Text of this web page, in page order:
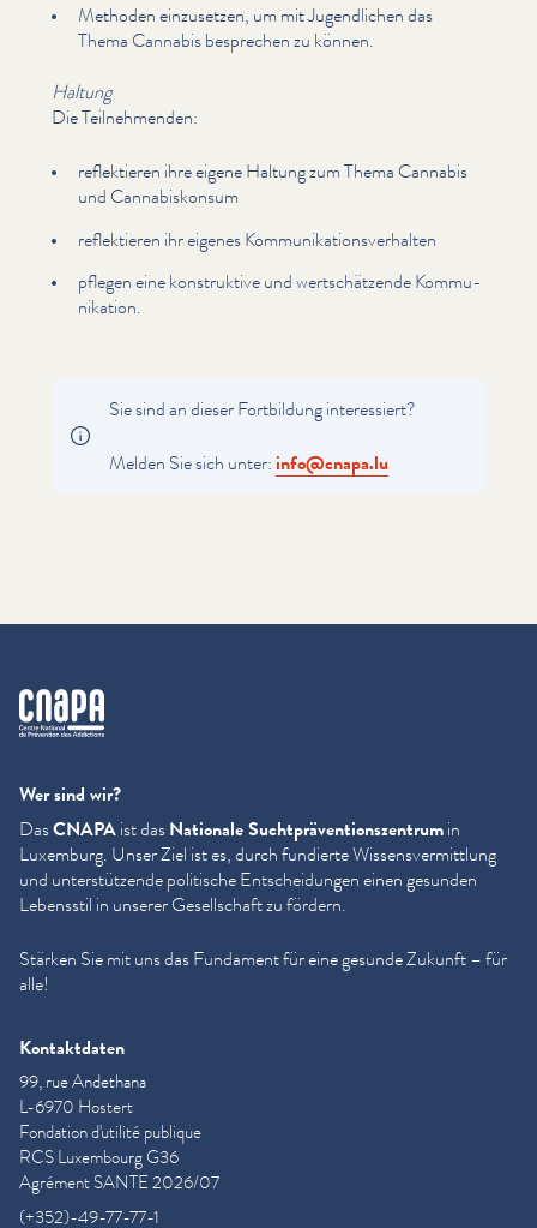
Methoden einzusetzen, um mit Jugendlichen das
Thema Cannabis besprechen zu können.
Haltung
Die Teil­nehmenden:
reflek­tieren ihre eigene Haltung zum Thema Cannabis
und Cannabiskon­sum
reflek­tieren ihr eigenes Kom­mu­nika­tionsver­hal­ten
pflegen eine kon­struk­tive und wertschätzende Kom­mu­
nika­tion.
Sie sind an dieser Fortbildung inter­essiert?
Melden Sie sich unter: info@​cnapa.​lu
cnapa
Wer sind wir?
DasCNAPAist dasNationale Sucht­präven­tion­szen­trumin
Luxemburg. Unser Ziel ist es, durch fundierte Wis­sensver­mit­tlung
und unter­stützende politische Entschei­dun­gen einen gesunden
Lebensstil in unserer Gesellschaft zu fördern.
Stärken Sie mit uns das Fundament für eine gesunde Zukunft – für
alle!
Kontaktdaten
99, rue Andethana
L-6970 Hostert
Fondation d'utilité publique
RCS Luxembourg G36
Agrément SANTE 2026/07
(+352)-49-77-77-1